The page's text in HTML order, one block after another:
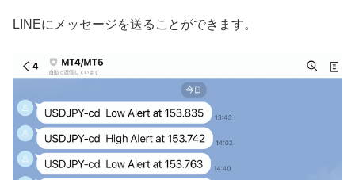
LINEにメッセージを送ることができます。